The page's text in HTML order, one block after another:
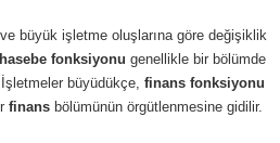
büyük işletme oluşlarına göre değişiklik
fonksiyonu genellikle bir bölümde
büyüdükçe, finans fonksiyonu
finans bölümünün örgütlenmesine gidilir.